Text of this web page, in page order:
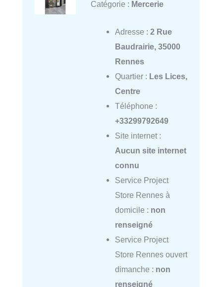
Catégorie : Mercerie
Adresse : 2 Rue
Baudrairie, 35000
Rennes
Quartier : Les Lices,
Centre
Téléphone :
+33299792649
Site internet :
Aucun site internet
connu
Service Project
Store Rennes à
domicile : non
renseigné
Service Project
Store Rennes ouvert
dimanche : non
renseigné